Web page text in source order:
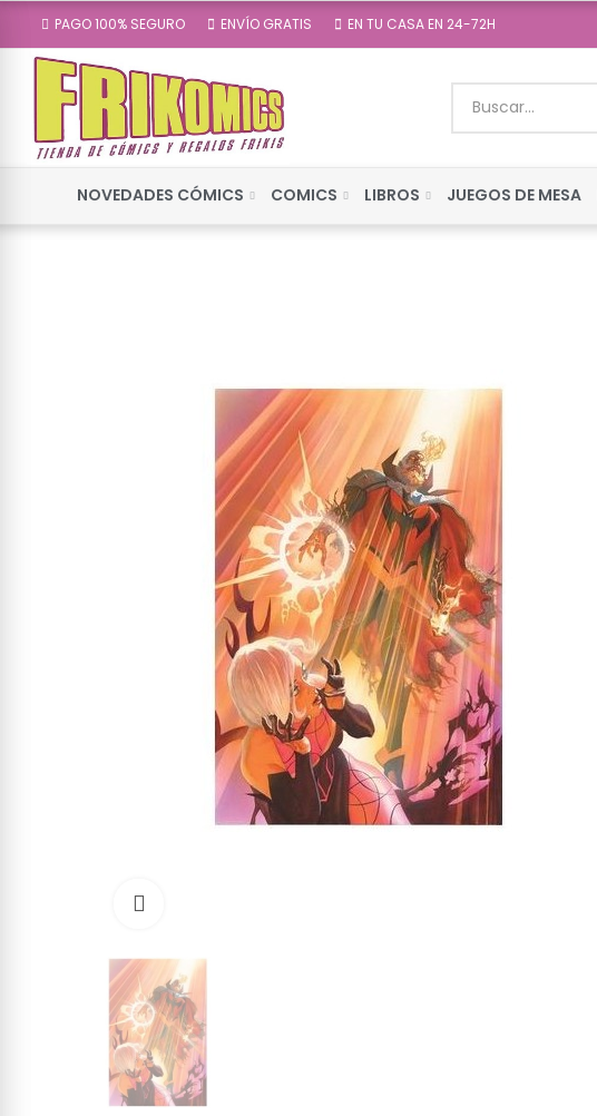
PAGO 100% SEGURO ENVÍO GRATIS EN TU CASA EN 24-72H
NOVEDADES CÓMICS COMICS LIBROS JUEGOS DE MESA